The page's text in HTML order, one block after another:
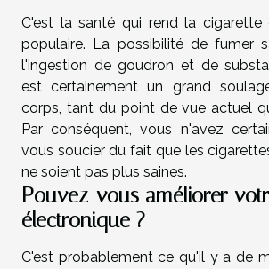
C'est la santé qui rend la cigarette
populaire. La possibilité de fumer
l'ingestion de goudron et de
est certainement un grand
corps, tant du point de vue actuel
Par conséquent, vous n'avez
vous soucier du fait que les
ne soient pas plus saines.
Pouvez-vous améliorer
électronique ?
C'est probablement ce qu'il y a de